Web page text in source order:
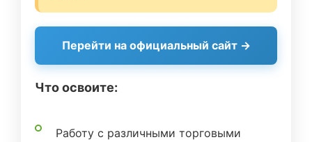
Перейти на официальный сайт →
Что освоите:
Работу с различными торговыми